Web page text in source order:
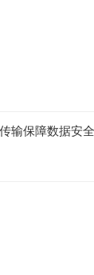
保障数据安